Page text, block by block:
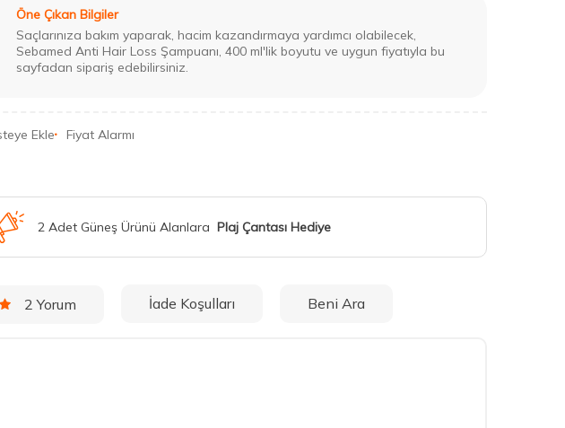
Öne Çıkan Bilgiler
Saçlarınıza bakım yaparak, hacim kazandırmaya yardımcı olabilecek,
Sebamed Anti Hair Loss Şampuanı, 400 ml'lik boyutu ve uygun fiyatıyla bu
sayfadan sipariş edebilirsiniz.
Ekle Fiyat Alarmı
2 Adet Güneş Ürünü Alanlara Plaj Çantası Hediye
2 Yorum İade Koşulları Beni Ara